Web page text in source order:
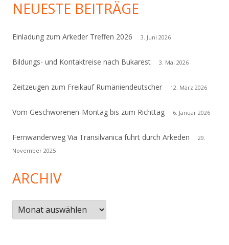
NEUESTE BEITRÄGE
Einladung zum Arkeder Treffen 2026 3. Juni 2026
Bildungs- und Kontaktreise nach Bukarest 3. Mai 2026
Zeitzeugen zum Freikauf Rumäniendeutscher 12. März 2026
Vom Geschworenen-Montag bis zum Richttag 6. Januar 2026
Fernwanderweg Via Transilvanica führt durch Arkeden
29.
November 2025
ARCHIV
Archiv